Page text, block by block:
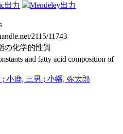
出力 Mendeley出力
2115/11743
の化学的性質
and fatty acid composition of
; 小鹿, 三男 ; 小幡, 弥太郎